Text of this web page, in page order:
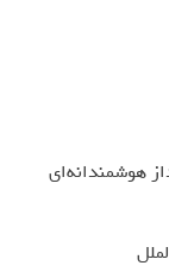
هوشمندانه‌ای